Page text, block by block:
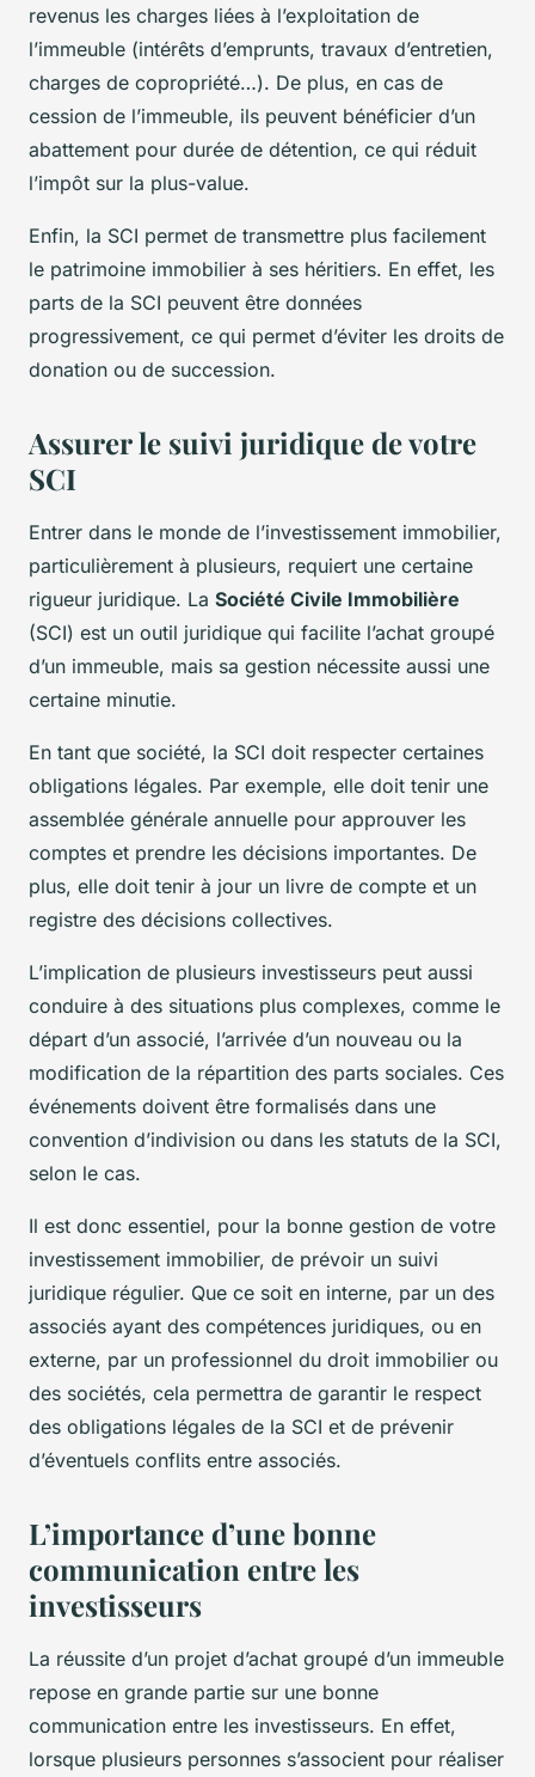
revenus les charges liées à l’exploitation de
l’immeuble (intérêts d’emprunts, travaux d’entretien,
charges de copropriété…). De plus, en cas de
cession de l’immeuble, ils peuvent bénéficier d’un
abattement pour durée de détention, ce qui réduit
l’impôt sur la plus-value.
Enfin, la SCI permet de transmettre plus facilement
le patrimoine immobilier à ses héritiers. En effet, les
parts de la SCI peuvent être données
progressivement, ce qui permet d’éviter les droits de
donation ou de succession.
Assurer le suivi juridique de votre
SCI
Entrer dans le monde de l’investissement immobilier,
particulièrement à plusieurs, requiert une certaine
rigueur juridique. La Société Civile Immobilière
(SCI) est un outil juridique qui facilite l’achat groupé
d’un immeuble, mais sa gestion nécessite aussi une
certaine minutie.
En tant que société, la SCI doit respecter certaines
obligations légales. Par exemple, elle doit tenir une
assemblée générale annuelle pour approuver les
comptes et prendre les décisions importantes. De
plus, elle doit tenir à jour un livre de compte et un
registre des décisions collectives.
L’implication de plusieurs investisseurs peut aussi
conduire à des situations plus complexes, comme le
départ d’un associé, l’arrivée d’un nouveau ou la
modification de la répartition des parts sociales. Ces
événements doivent être formalisés dans une
convention d’indivision ou dans les statuts de la SCI,
selon le cas.
Il est donc essentiel, pour la bonne gestion de votre
investissement immobilier, de prévoir un suivi
juridique régulier. Que ce soit en interne, par un des
associés ayant des compétences juridiques, ou en
externe, par un professionnel du droit immobilier ou
des sociétés, cela permettra de garantir le respect
des obligations légales de la SCI et de prévenir
d’éventuels conflits entre associés.
L’importance d’une bonne
communication entre les
investisseurs
La réussite d’un projet d’achat groupé d’un immeuble
repose en grande partie sur une bonne
communication entre les investisseurs. En effet,
lorsque plusieurs personnes s’associent pour réaliser